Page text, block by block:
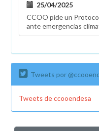
25/04/2025
CCOO pide un
ante emergencias
Tweets por
Tweets de ccooendesa